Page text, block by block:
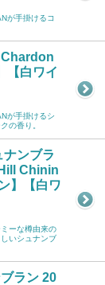
が手掛けるコ
Chardon
【白ワイ
が手掛けるシ
の香り。
ナンブラ
Chinin
】【白ワ
ーな樽由来の
いシュナンブ
ラン 20